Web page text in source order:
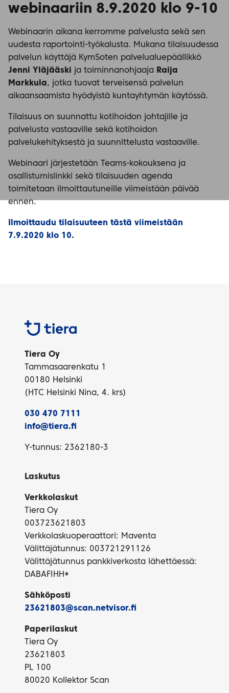
webinaariin 8.9.2020 klo 9-10
Webinaarin aikana kerromme palvelusta sekä sen
uudesta raportointi-työkalusta. Mukana tilaisuudessa
palvelun käyttäjä KymSoten palvelualuepäällikkö
Jenni Yläjääski ja toiminnanohjaaja Raija
Markkula, jotka tuovat terveisensä palvelun
aikaansaamista hyödyistä kuntayhtymän käytössä.
Tilaisuus on suunnattu kotihoidon johtajille ja
palvelusta vastaaville sekä kotihoidon
palvelukehityksestä ja suunnittelusta vastaaville.
Webinaari järjestetään Teams-kokouksena ja
osallistumislinkki sekä tilaisuuden agenda
toimitetaan ilmoittautuneille viimeistään päivää
ennen.
Ilmoittaudu tilaisuuteen tästä viimeistään
7.9.2020 klo 10.
Tiera
Tiera Oy
Tammasaarenkatu 1
00180 Helsinki
(HTC Helsinki Nina, 4. krs)
030 470 7111
info@tiera.fi
Y-tunnus: 2362180-3
Laskutus
Verkkolaskut
Tiera Oy
003723621803
Verkkolaskuoperaattori: Maventa
Välittäjätunnus: 003721291126
Välittäjätunnus pankkiverkosta lähettäessä:
DABAFIHH*
Sähköposti
23621803@scan.netvisor.fi
Paperilaskut
Tiera Oy
23621803
PL 100
80020 Kollektor Scan